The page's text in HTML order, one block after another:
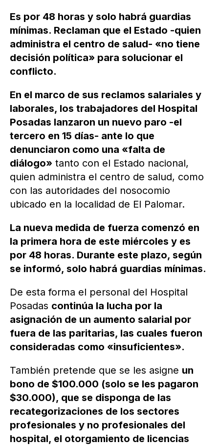
Es por 48 horas y solo habrá guardias
mínimas. Reclaman que el Estado -quien
administra el centro de salud- «no tiene
decisión política» para solucionar el
conflicto.
En el marco de sus reclamos salariales y
laborales, los trabajadores del Hospital
Posadas lanzaron un nuevo paro -el
tercero en 15 días- ante lo que
denunciaron como una «falta de
diálogo» tanto con el Estado nacional,
quien administra el centro de salud, como
con las autoridades del nosocomio
ubicado en la localidad de El Palomar.
La nueva medida de fuerza comenzó en
la primera hora de este miércoles y es
por 48 horas. Durante este plazo, según
se informó, solo habrá guardias mínimas.
De esta forma el personal del Hospital
Posadas continúa la lucha por la
asignación de un aumento salarial por
fuera de las paritarias, las cuales fueron
consideradas como «insuficientes».
También pretende que se les asigne un
bono de $100.000 (solo se les pagaron
$30.000), que se disponga de las
recategorizaciones de los sectores
profesionales y no profesionales del
hospital, el otorgamiento de licencias